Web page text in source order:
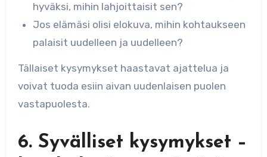
hyväksi, mihin lahjoittaisit sen?
Jos elämäsi olisi elokuva, mihin kohtaukseen
palaisit uudelleen ja uudelleen?
Tällaiset kysymykset haastavat ajattelua ja
voivat tuoda esiin aivan uudenlaisen puolen
vastapuolesta.
6. Syvälliset kysymykset –